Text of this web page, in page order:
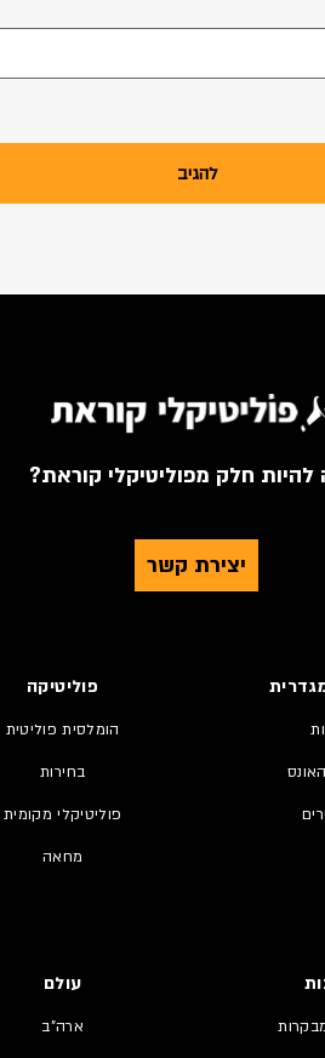
להיות חלק מפוליטיקלי קוראת?
יצירת קשר
פוליטיקה
הומלסית פוליטית
בחירות
פוליטיקלי מקומית
מחאה
עולם
ארה"ב